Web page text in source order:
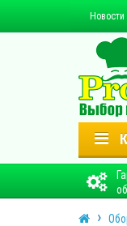
Новости